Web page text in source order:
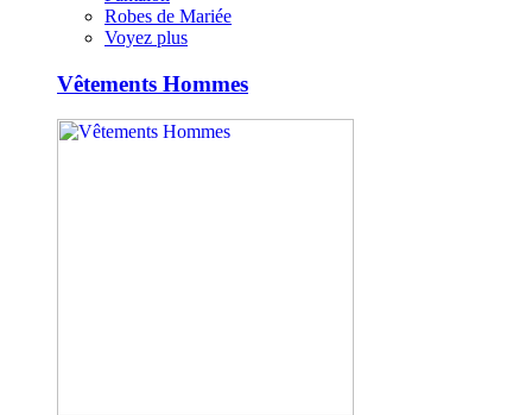
Robes de Mariée
Voyez plus
Vêtements Hommes